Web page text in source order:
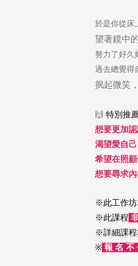
於是你從床
望著鏡中
努力了好久
過去總覺得
抿起微笑
🙌 特別推
想要更加
渴望愛自
希望在照
想要尋求
※此工作坊
※此課程
※詳細課程
※ 報 名 不